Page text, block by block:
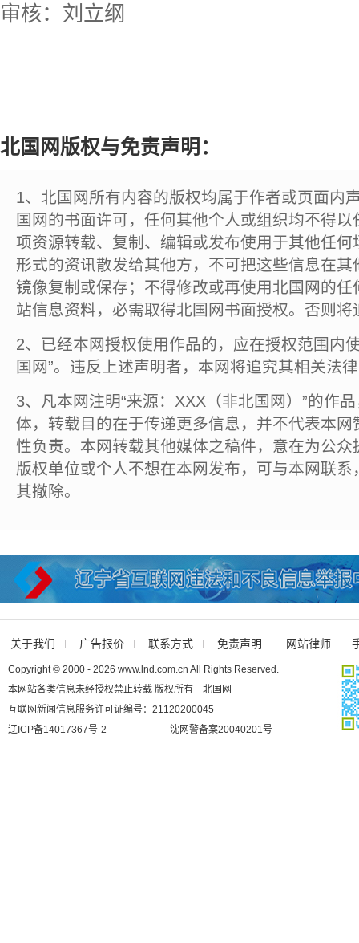
审核：刘立纲
北国网版权与免责声明：
1、北国网所有内容的版权均属于作者或页面内
国网的书面许可，任何其他个人或组织均不得
项资源转载、复制、编辑或发布使用于其他任
形式的资讯散发给其他方，不可把这些信息在
镜像复制或保存；不得修改或再使用北国网的
站信息资料，必需取得北国网书面授权。否则将
2、已经本网授权使用作品的，应在授权范围内
国网”。违反上述声明者，本网将追究其相关法
3、凡本网注明“来源：XXX（非北国网）”的作
体，转载目的在于传递更多信息，并不代表本
性负责。本网转载其他媒体之稿件，意在为公
版权单位或个人不想在本网发布，可与本网联
其撤除。
关于我们 广告报价 联系方式 免责声明 网站律师
Copyright © 2000 - 2026 www.lnd.com.cn All Rights Reserved.
本网站各类信息未经授权禁止转载 版权所有 北国网
互联网新闻信息服务许可证编号：21120200045
辽ICP备14017367号-2
沈网警备案20040201号